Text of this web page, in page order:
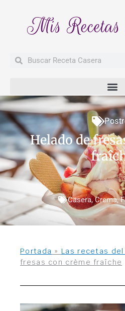
Mis Recetas
BuscarBuscar
Helado de
Casera,Crema,
Portada » Las recetas
fresas con crème fraîche